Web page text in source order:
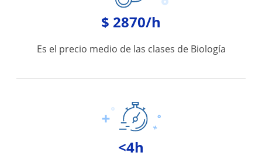
$ 2870/h
Es el precio medio de las clases de Biología
<4h